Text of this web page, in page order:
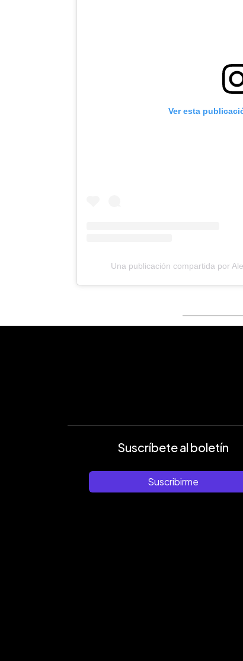
Ver esta
Una publicación compartida por
Suscríbete al boletín
Suscribirme